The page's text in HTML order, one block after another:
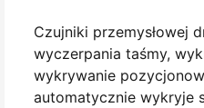
Czujniki przemysłowej
wyczerpania taśmy,
wykrywanie
automatycznie wykryje